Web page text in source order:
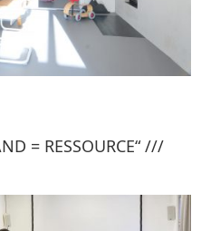
= RESSOURCE“ ///